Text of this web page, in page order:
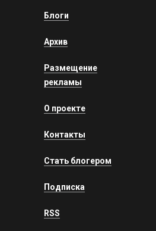
Блоги
Архив
Размещение
рекламы
О проекте
Контакты
Стать блогером
Подписка
RSS